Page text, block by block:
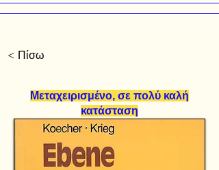
< Πίσω
Μεταχειρισμένο, σε πολύ καλή
κατάσταση